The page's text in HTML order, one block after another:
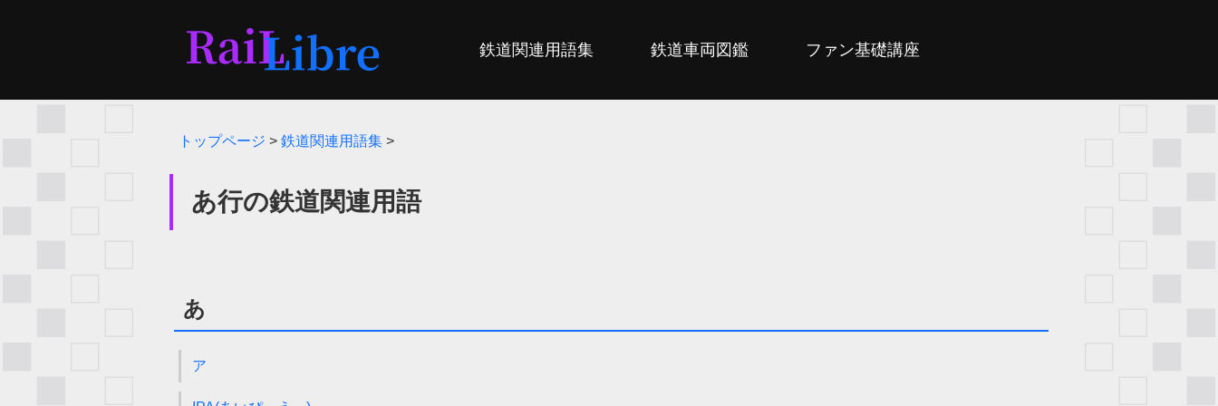
鉄道関連用語集 鉄道車両図鑑 ファン基礎講座
トップページ > 鉄道関連用語集 >
あ行の鉄道関連用語
あ
ア